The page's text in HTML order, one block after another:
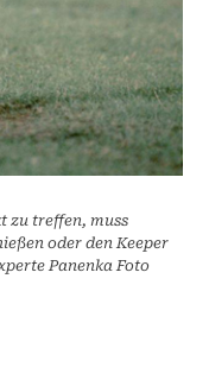
zu treffen, muss
oder den Keeper
Panenka Foto